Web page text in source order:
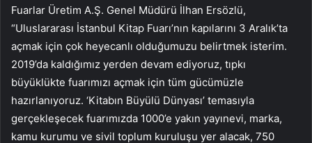
Fuarlar Üretim A.Ş. Genel Müdürü İlhan Ersözlü,
“Uluslararası İstanbul Kitap Fuarı’nın kapılarını 3 Aralık’ta
açmak için çok heyecanlı olduğumuzu belirtmek isterim.
2019’da kaldığımız yerden devam ediyoruz, tıpkı
büyüklükte fuarımızı açmak için tüm gücümüzle
hazırlanıyoruz. ‘Kitabın Büyülü Dünyası’ temasıyla
gerçekleşecek fuarımızda 1000’e yakın yayınevi, marka,
kamu kurumu ve sivil toplum kuruluşu yer alacak, 750